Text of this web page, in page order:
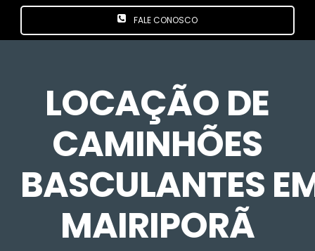
FALE CONOSCO
LOCAÇÃO DE
CAMINHÕES
BASCULANTES
MAIRIPORÃ